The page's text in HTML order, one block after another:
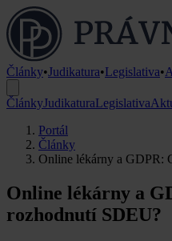
Články•Judikatura•Legislativa•
ČlánkyJudikaturaLegislativa
Portál
Články
Online lékárny a GDPR:
Online lékárny a
rozhodnutí SDEU?